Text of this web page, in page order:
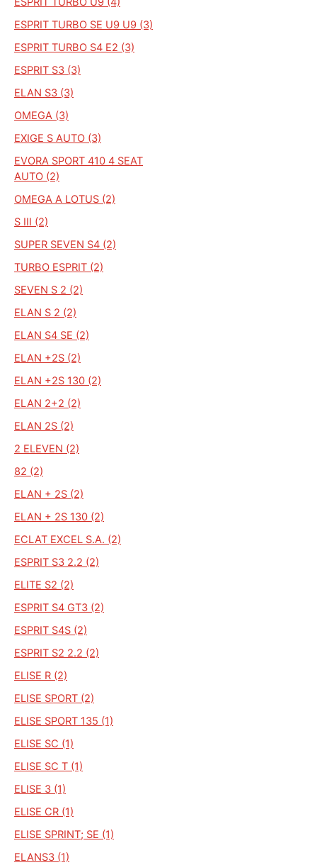
ESPRIT TURBO SE U9 U9 (3)
ESPRIT TURBO S4 E2 (3)
ESPRIT S3 (3)
ELAN S3 (3)
OMEGA (3)
EXIGE S AUTO (3)
EVORA SPORT 410 4 SEAT
AUTO (2)
OMEGA A LOTUS (2)
S III (2)
SUPER SEVEN S4 (2)
TURBO ESPRIT (2)
SEVEN S 2 (2)
ELAN S 2 (2)
ELAN S4 SE (2)
ELAN +2S (2)
ELAN +2S 130 (2)
ELAN 2+2 (2)
ELAN 2S (2)
2 ELEVEN (2)
82 (2)
ELAN + 2S (2)
ELAN + 2S 130 (2)
ECLAT EXCEL S.A. (2)
ESPRIT S3 2.2 (2)
ELITE S2 (2)
ESPRIT S4 GT3 (2)
ESPRIT S4S (2)
ESPRIT S2 2.2 (2)
ELISE R (2)
ELISE SPORT (2)
ELISE SPORT 135 (1)
ELISE SC (1)
ELISE SC T (1)
ELISE 3 (1)
ELISE CR (1)
ELISE SPRINT; SE (1)
ELANS3 (1)